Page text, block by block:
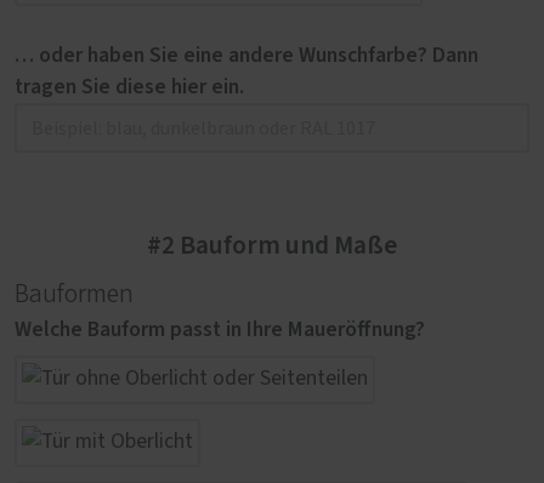
… oder haben Sie eine andere Wunschfarbe? Dann
tragen Sie diese hier ein.
#2 Bauform und Maße
Bauformen
Welche Bauform passt in Ihre Maueröffnung?